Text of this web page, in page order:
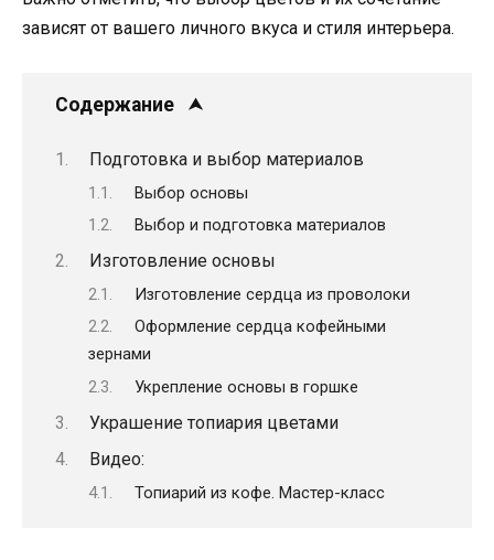
зависят от вашего личного вкуса и стиля интерьера.
Содержание
Подготовка и выбор материалов
Выбор основы
Выбор и подготовка материалов
Изготовление основы
Изготовление сердца из проволоки
Оформление сердца кофейными
зернами
Укрепление основы в горшке
Украшение топиария цветами
Видео:
Топиарий из кофе. Мастер-класс